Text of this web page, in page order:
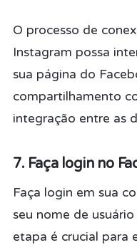
O processo de
Instagram possa
sua página do
compartilhamento
integração entre as
7. Faça login no
Faça login em sua
seu nome de
etapa é crucial para